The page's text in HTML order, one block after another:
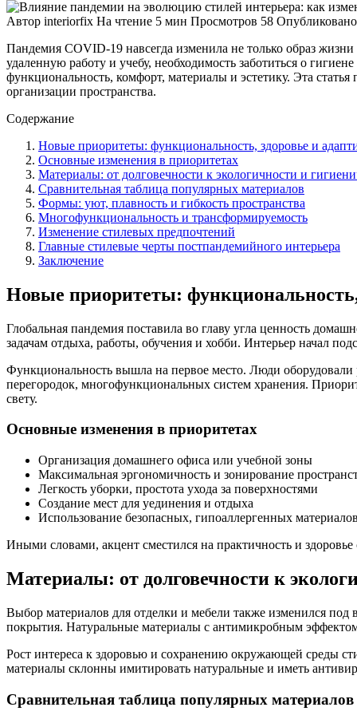
Автор interiorfix На чтение 5 мин Просмотров 58 Опубликовано
Пандемия COVID-19 навсегда изменила не только образ
удаленную работу и учебу, необходимость заботиться о
функциональность, комфорт, материалы и эстетику. Эта
организации пространства.
Содержание
Новые приоритеты: функциональность, здоровье и
Основные изменения в приоритетах
Материалы: от долговечности к экологичности и
Сравнительная таблица популярных материалов
Формы: уют, плавность и гибкость пространства
Многофункциональность и трансформируемость
Изменение стилевых предпочтений
Главные стилевые черты постпандемийного интерьера
Заключение
Новые приоритеты:
Глобальная пандемия поставила во главу угла ценность
задачам отдыха, работы, обучения и хобби. Интерьер начал
Функциональность вышла на первое место. Люди оборудовали
перегородок, многофункциональных систем хранения.
свету.
Основные изменения в приоритетах
Организация домашнего офиса или учебной зоны
Максимальная эргономичность и зонирование
Легкость уборки, простота ухода за поверхностями
Создание мест для уединения и отдыха
Использование безопасных, гипоаллергенных
Иными словами, акцент сместился на практичность и
Материалы: от долговечности к
Выбор материалов для отделки и мебели также изменился
покрытия. Натуральные материалы с антимикробным
Рост интереса к здоровью и сохранению окружающей среды
материалы склонны имитировать натуральные и иметь
Сравнительная таблица популярных материалов